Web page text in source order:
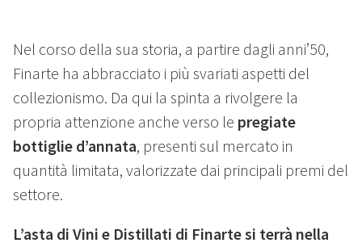
Nel corso della sua storia, a partire dagli anni’50,
Finarte ha abbracciato i più svariati aspetti del
collezionismo. Da qui la spinta a rivolgere la
propria attenzione anche verso le pregiate
bottiglie d’annata, presenti sul mercato in
quantità limitata, valorizzate dai principali premi del
settore.
L’asta di Vini e Distillati di Finarte si terrà nella